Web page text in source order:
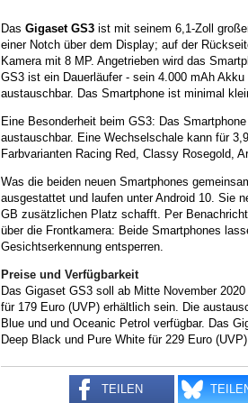
Das Gigaset GS3 ist mit seinem 6,1-Zoll
einer Notch über dem Display; auf der
Kamera mit 8 MP. Angetrieben wird das
GS3 ist ein Dauerläufer - sein 4.000 mAh
austauschbar. Das Smartphone ist minimal
Eine Besonderheit beim GS3: Das
austauschbar. Eine Wechselschale kann für
Farbvarianten Racing Red, Classy Rosegold,
Was die beiden neuen Smartphones
ausgestattet und laufen unter Android 10. Sie
GB zusätzlichen Platz schafft. Per
über die Frontkamera: Beide Smartphones
Gesichtserkennung entsperren.
Preise und Verfügbarkeit
Das Gigaset GS3 soll ab Mitte November
für 179 Euro (UVP) erhältlich sein. Die
Blue und und Oceanic Petrol verfügbar. Das
Deep Black und Pure White für 229 Euro
TEILEN